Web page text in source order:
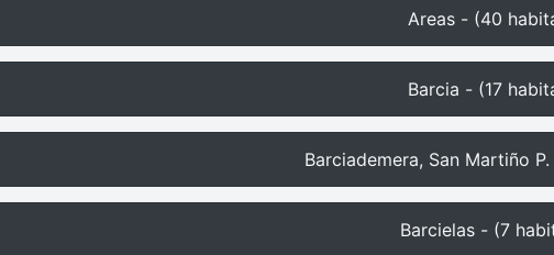
Areas - (40
Barcia - (17
Barciademera, San Martiño
Barcielas - (7